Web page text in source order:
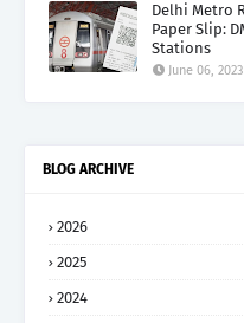
Delhi Metro
Paper Slip:
Stations
June 06, 2023
BLOG ARCHIVE
2026
2025
2024